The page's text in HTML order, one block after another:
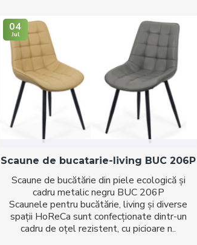
04
Jul
Scaune de bucatarie-living BUC 206P
Scaune de bucătărie din piele ecologică și
cadru metalic negru BUC 206P
Scaunele pentru bucătărie, living și diverse
spații HoReCa sunt confecționate dintr-un
cadru de oțel rezistent, cu picioare n..